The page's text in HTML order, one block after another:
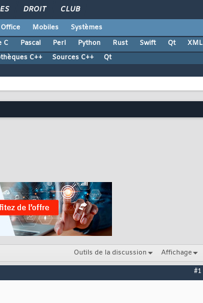
DROIT CLUB
Office Mobiles
Systèmes
C Pascal Perl Python Rust Swift Qt XML
C++ Sources C++ Qt
Outils de la discussion Affichage
#1